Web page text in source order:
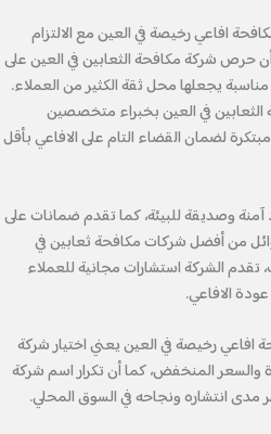
افاعي رخيصة في العين مع الالتزام
حرص شركة مكافحة الثعابين في العين على
يجعلها محل ثقة الكثير من العملاء.
في العين بخبراء متخصصين
لضمان القضاء التام على الافاعي بأقل
وصديقة للبيئة، كما تقدم ضمانات على
من أفضل شركات مكافحة ثعابين في
تقدم الشركة استشارات مجانية للعملاء
الافاعي.
افاعي رخيصة في العين يعني اختيار شركة
والسعر المنخفض، كما أن تكرار اسم شركة
انتشاره ونجاحه في السوق المحلي.